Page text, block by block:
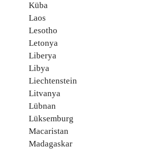
Küba
Laos
Lesotho
Letonya
Liberya
Libya
Liechtenstein
Litvanya
Lübnan
Lüksemburg
Macaristan
Madagaskar